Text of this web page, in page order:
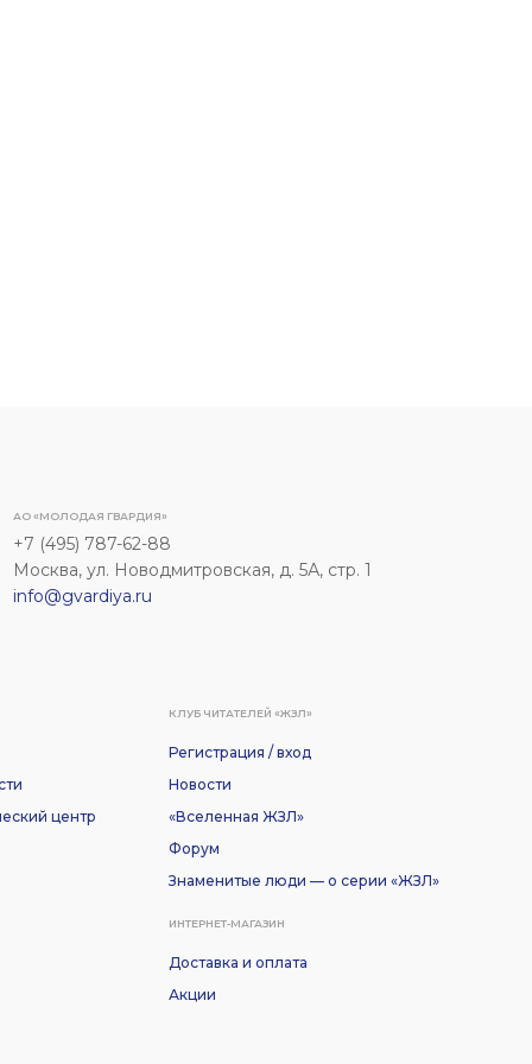
АО «МОЛОДАЯ ГВАРДИЯ»
+7 (495) 787-62-88
Москва, ул. Новодмитровская, д. 5А, стр. 1
info@gvardiya.ru
центр
КЛУБ ЧИТАТЕЛЕЙ «ЖЗЛ»
Регистрация / вход
Новости
«Вселенная ЖЗЛ»
Форум
Знаменитые люди — о серии «ЖЗЛ»
ИНТЕРНЕТ-МАГАЗИН
Доставка и оплата
Акции